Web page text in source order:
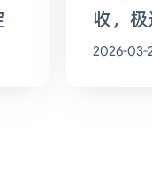
收，
程无忧
2026-03-